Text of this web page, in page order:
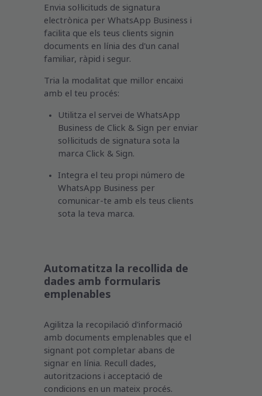
Envia sol·licituds de signatura
electrònica per WhatsApp Business i
facilita que els teus clients signin
documents en línia des d'un canal
familiar, ràpid i segur.
Tria la modalitat que millor encaixi
amb el teu procés:
Utilitza el servei de WhatsApp
Business de Click & Sign per enviar
sol·licituds de signatura sota la
marca Click & Sign.
Integra el teu propi número de
WhatsApp Business per
comunicar-te amb els teus clients
sota la teva marca.
Automatitza la recollida de
dades amb formularis
emplenables
Agilitza la recopilació d'informació
amb documents emplenables que el
signant pot completar abans de
signar en línia. Recull dades,
autoritzacions i acceptació de
condicions en un mateix procés.